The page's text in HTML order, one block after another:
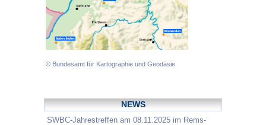
© Bundesamt für Kartographie und Geodäsie
NEWS
SWBC-Jahrestreffen am 08.11.2025 im Rems-